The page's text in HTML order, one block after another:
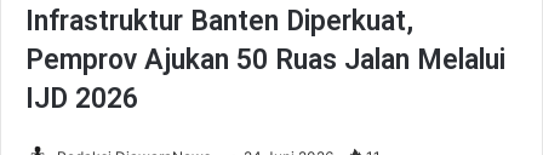
Infrastruktur Banten Diperkuat,
Pemprov Ajukan 50 Ruas Jalan Melalui
IJD 2026